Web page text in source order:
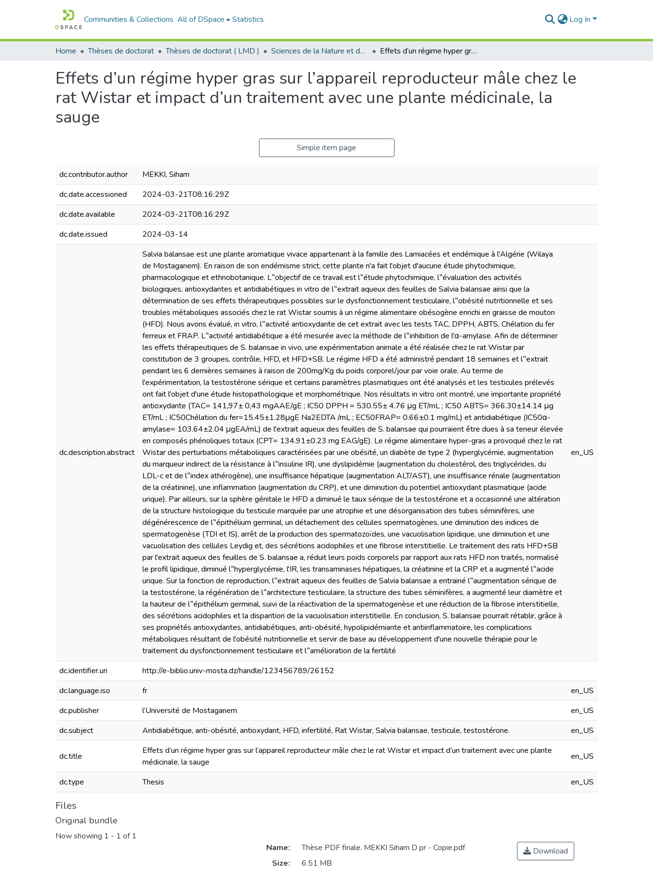
Communities & Collections All of DSpace Statistics Log In
Home Thèses de doctorat Thèses de doctorat ( LMD ) Sciences de la Nature et de la Vie - علوم الطبيعة و الحياة Effets d’un régime hyper gras sur l’appareil reproducteur mâle chez le rat Wistar et impact d’un traitement avec une plante médicinale, la sauge
Effets d’un régime hyper gras sur l’appareil reproducteur mâle chez le
rat Wistar et impact d’un traitement avec une plante médicinale, la
sauge
Simple item page
dc.contributor.author
MEKKI, Siham
dc.date.accessioned
2024-03-21T08:16:29Z
dc.date.available
2024-03-21T08:16:29Z
dc.date.issued
2024-03-14
dc.description.abstract
Salvia balansae est une plante aromatique vivace appartenant à la famille des Lamiacées et endémique à l'Algérie (Wilaya
de Mostaganem). En raison de son endémisme strict, cette plante n'a fait l'objet d'aucune étude phytochimique,
pharmacologique et ethnobotanique. L‟objectif de ce travail est l‟étude phytochimique, l‟évaluation des activités
biologiques, antioxydantes et antidiabétiques in vitro de l‟extrait aqueux des feuilles de Salvia balansae ainsi que la
détermination de ses effets thérapeutiques possibles sur le dysfonctionnement testiculaire, l‟obésité nutritionnelle et ses
troubles métaboliques associés chez le rat Wistar soumis à un régime alimentaire obésogène enrichi en graisse de mouton
(HFD). Nous avons évalué, in vitro, l‟activité antioxydante de cet extrait avec les tests TAC, DPPH, ABTS, Chélation du fer
ferreux et FRAP. L‟activité antidiabétique a été mesurée avec la méthode de l‟inhibition de l'α-amylase. Afin de déterminer
les effets thérapeutiques de S. balansae in vivo, une expérimentation animale a été réalisée chez le rat Wistar par
constitution de 3 groupes, contrôle, HFD, et HFD+SB. Le régime HFD a été administré pendant 18 semaines et l‟extrait
pendant les 6 dernières semaines à raison de 200mg/Kg du poids corporel/jour par voie orale. Au terme de
l'expérimentation, la testostérone sérique et certains paramètres plasmatiques ont été analysés et les testicules prélevés
ont fait l'objet d'une étude histopathologique et morphométrique. Nos résultats in vitro ont montré, une importante propriété
antioxydante (TAC= 141,97± 0,43 mgAAE/gE ; IC50 DPPH = 530.55± 4.76 μg ET/mL ; IC50 ABTS= 366.30±14.14 μg
ET/mL ; IC50Chélation du fer=15.45±1.28μgE Na2EDTA /mL ; EC50FRAP= 0.66±0.1 mg/mL) et antidiabétique (IC50α-
amylase= 103.64±2.04 μgEA/mL) de l'extrait aqueux des feuilles de S. balansae qui pourraient être dues à sa teneur élevée
en composés phénoliques totaux (CPT= 134.91±0.23 mg EAG/gE). Le régime alimentaire hyper-gras a provoqué chez le rat
Wistar des perturbations métaboliques caractérisées par une obésité, un diabète de type 2 (hyperglycémie, augmentation
du marqueur indirect de la résistance à l‟insuline IR), une dyslipidémie (augmentation du cholestérol, des triglycérides, du
LDL-c et de l‟index athérogène), une insuffisance hépatique (augmentation ALT/AST), une insuffisance rénale (augmentation
de la créatinine), une inflammation (augmentation du CRP), et une diminution du potentiel antioxydant plasmatique (acide
urique). Par ailleurs, sur la sphère génitale le HFD a diminué le taux sérique de la testostérone et a occasionné une altération
de la structure histologique du testicule marquée par une atrophie et une désorganisation des tubes séminifères, une
dégénérescence de l‟épithélium germinal, un détachement des cellules spermatogènes, une diminution des indices de
spermatogenèse (TDI et IS), arrêt de la production des spermatozoïdes, une vacuolisation lipidique, une diminution et une
vacuolisation des cellules Leydig et, des sécrétions acidophiles et une fibrose interstitielle. Le traitement des rats HFD+SB
par l'extrait aqueux des feuilles de S. balansae a, réduit leurs poids corporels par rapport aux rats HFD non traités, normalisé
le profil lipidique, diminué l‟hyperglycémie, l'IR, les transaminases hépatiques, la créatinine et la CRP et a augmenté l‟acide
urique. Sur la fonction de reproduction, l‟extrait aqueux des feuilles de Salvia balansae a entrainé l‟augmentation sérique de
la testostérone, la régénération de l‟architecture testiculaire, la structure des tubes séminifères, a augmenté leur diamètre et
la hauteur de l‟épithélium germinal, suivi de la réactivation de la spermatogenèse et une réduction de la fibrose interstitielle,
des sécrétions acidophiles et la disparition de la vacuolisation interstitielle. En conclusion, S. balansae pourrait rétablir, grâce à
ses propriétés antioxydantes, antidiabétiques, anti-obésité, hypolipidémiante et antiinflammatoire, les complications
métaboliques résultant de l'obésité nutritionnelle et servir de base au développement d'une nouvelle thérapie pour le
traitement du dysfonctionnement testiculaire et l‟amélioration de la fertilité
en_US
dc.identifier.uri
http://e-biblio.univ-mosta.dz/handle/123456789/26152
dc.language.iso
fr
en_US
dc.publisher
l’Université de Mostaganem
en_US
dc.subject
Antidiabétique, anti-obésité, antioxydant, HFD, infertilité, Rat Wistar, Salvia balansae, testicule, testostérone. en_US
dc.title
Effets d’un régime hyper gras sur l’appareil reproducteur mâle chez le rat Wistar et impact d’un traitement avec une plante
médicinale, la sauge
en_US
dc.type Thesis en_US
Files
Original bundle
Now showing 1 - 1 of 1
Name:
Thèse PDF finale. MEKKI Siham D pr - Copie.pdf
Size:
6.51 MB
Download